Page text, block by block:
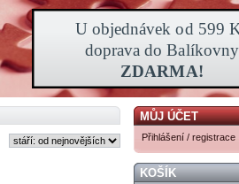
MŮJ ÚČET
Přihlášení / registrace
KOŠÍK